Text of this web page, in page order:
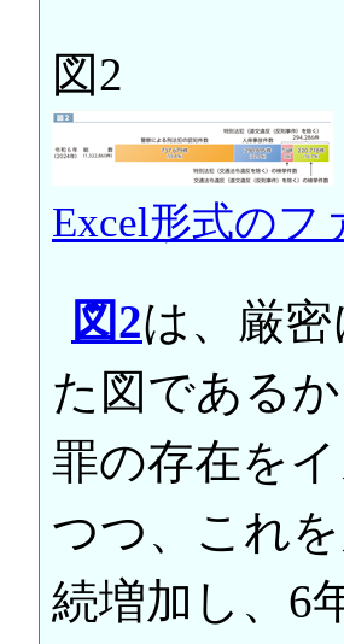
図2
Excel形式のフ
図2は、厳
た図である
罪の存在を
つつ、これ
続増加し、6